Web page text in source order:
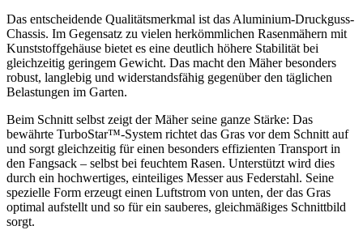
Das entscheidende Qualitätsmerkmal ist das Aluminium-Druckguss-
Chassis. Im Gegensatz zu vielen herkömmlichen Rasenmähern mit
Kunststoffgehäuse bietet es eine deutlich höhere Stabilität bei
gleichzeitig geringem Gewicht. Das macht den Mäher besonders
robust, langlebig und widerstandsfähig gegenüber den täglichen
Belastungen im Garten.
Beim Schnitt selbst zeigt der Mäher seine ganze Stärke: Das
bewährte TurboStar™-System richtet das Gras vor dem Schnitt auf
und sorgt gleichzeitig für einen besonders effizienten Transport in
den Fangsack – selbst bei feuchtem Rasen. Unterstützt wird dies
durch ein hochwertiges, einteiliges Messer aus Federstahl. Seine
spezielle Form erzeugt einen Luftstrom von unten, der das Gras
optimal aufstellt und so für ein sauberes, gleichmäßiges Schnittbild
sorgt.